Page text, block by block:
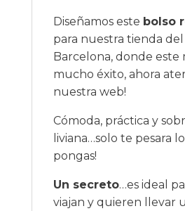
Diseñamos este bolso
para nuestra tienda
Barcelona, donde este
mucho éxito, ahora
nuestra web!
Cómoda, práctica y
liviana…solo te pesara
pongas!
Un secreto…es ideal
viajan y quieren llevar